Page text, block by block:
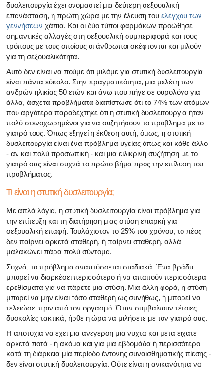
δυσλειτουργία έχει ονομαστεί μια δεύτερη σεξουαλική
επανάσταση, η πρώτη χώρα με την έλευση του ελέγχου των
γεννήσεων χάπια. Και οι δύο τύποι φαρμάκων προώθησε
σημαντικές αλλαγές στη σεξουαλική συμπεριφορά και τους
τρόπους με τους οποίους οι άνθρωποι σκέφτονται και μιλούν
για τη σεξουαλικότητα.
Αυτό δεν είναι να πούμε ότι μιλάμε για στυτική δυσλειτουργία
είναι πάντα εύκολο. Στην πραγματικότητα, μια μελέτη των
ανδρών ηλικίας 50 ετών και άνω που πήγε σε ουρολόγο για
άλλα, άσχετα προβλήματα διαπίστωσε ότι το 74% των ατόμων
που αργότερα παραδέχτηκε ότι η στυτική δυσλειτουργία ήταν
πολύ στενοχωρημένοι για να συζητήσουν το πρόβλημα με το
γιατρό τους. Όπως εξηγεί η έκθεση αυτή, όμως, η στυτική
δυσλειτουργία είναι ένα πρόβλημα υγείας όπως και κάθε άλλο
- αν και πολύ προσωπική - και μια ειλικρινή συζήτηση με το
γιατρό σας είναι συχνά το πρώτο βήμα προς την επίλυση του
προβλήματος.
Τι είναι η στυτική δυσλειτουργία;
Με απλά λόγια, η στυτική δυσλειτουργία είναι πρόβλημα για
την επίτευξη και τη διατήρηση μιας στύση επαρκή για
σεξουαλική επαφή. Τουλάχιστον το 25% του χρόνου, το πέος
δεν παίρνει αρκετά σταθερή, ή παίρνει σταθερή, αλλά
μαλακώνει πάρα πολύ σύντομα.
Συχνά, το πρόβλημα αναπτύσσεται σταδιακά. Ένα βράδυ
μπορεί να διαρκέσει περισσότερο ή να απαιτούν περισσότερα
ερεθίσματα για να πάρετε μια στύση. Μια άλλη φορά, η στύση
μπορεί να μην είναι τόσο σταθερή ως συνήθως, ή μπορεί να
τελειώσει πριν από τον οργασμό. Όταν συμβαίνουν τέτοιες
δυσκολίες τακτικά, ήρθε η ώρα να μιλήσετε με τον γιατρό σας.
Η αποτυχία να έχει μια ανέγερση μία νύχτα και μετά είχατε
αρκετά ποτά - ή ακόμα και για μια εβδομάδα ή περισσότερο
κατά τη διάρκεια μία περίοδο έντονης συναισθηματικής πίεσης -
δεν είναι στυτική δυσλειτουργία. Ούτε είναι η ανικανότητα να